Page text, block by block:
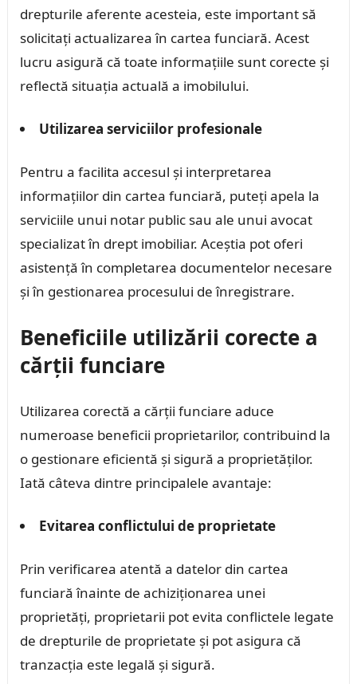
drepturile aferente acesteia, este important să
solicitați actualizarea în cartea funciară. Acest
lucru asigură că toate informațiile sunt corecte și
reflectă situația actuală a imobilului.
Utilizarea serviciilor profesionale
Pentru a facilita accesul și interpretarea
informațiilor din cartea funciară, puteți apela la
serviciile unui notar public sau ale unui avocat
specializat în drept imobiliar. Aceștia pot oferi
asistență în completarea documentelor necesare
și în gestionarea procesului de înregistrare.
Beneficiile utilizării corecte a
cărții funciare
Utilizarea corectă a cărții funciare aduce
numeroase beneficii proprietarilor, contribuind la
o gestionare eficientă și sigură a proprietăților.
Iată câteva dintre principalele avantaje:
Evitarea conflictului de proprietate
Prin verificarea atentă a datelor din cartea
funciară înainte de achiziționarea unei
proprietăți, proprietarii pot evita conflictele legate
de drepturile de proprietate și pot asigura că
tranzacția este legală și sigură.